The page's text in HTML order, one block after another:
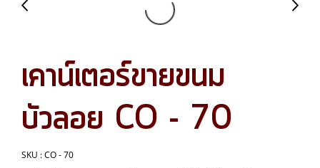
เคาน์เตอร์ขายขนม
บัวลอย CO - 70
SKU : CO - 70